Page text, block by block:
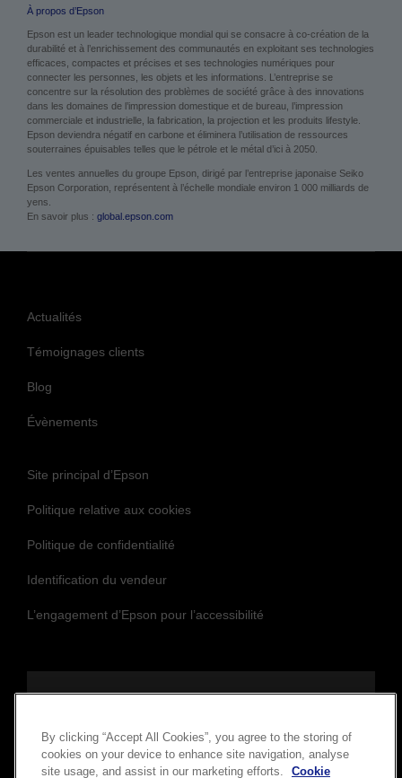
À propos d’Epson
Epson est un leader technologique mondial qui se consacre à co-création de la
durabilité et à l’enrichissement des communautés en exploitant ses technologies
efficaces, compactes et précises et ses technologies numériques pour
connecter les personnes, les objets et les informations. L’entreprise se
concentre sur la résolution des problèmes de société grâce à des innovations
dans les domaines de l’impression domestique et de bureau, l’impression
commerciale et industrielle, la fabrication, la projection et les produits lifestyle.
Epson deviendra négatif en carbone et éliminera l’utilisation de ressources
souterraines épuisables telles que le pétrole et le métal d’ici à 2050.
Les ventes annuelles du groupe Epson, dirigé par l’entreprise japonaise Seiko
Epson Corporation, représentent à l’échelle mondiale environ 1 000 milliards de
yens.
En savoir plus : global.epson.com
Actualités
Témoignages clients
Blog
Évènements
Site principal d’Epson
Politique relative aux cookies
Politique de confidentialité
Identification du vendeur
L’engagement d’Epson pour l’accessibilité
By clicking “Accept All Cookies”, you agree to the storing of
cookies on your device to enhance site navigation, analyse
site usage, and assist in our marketing efforts.
Cookie